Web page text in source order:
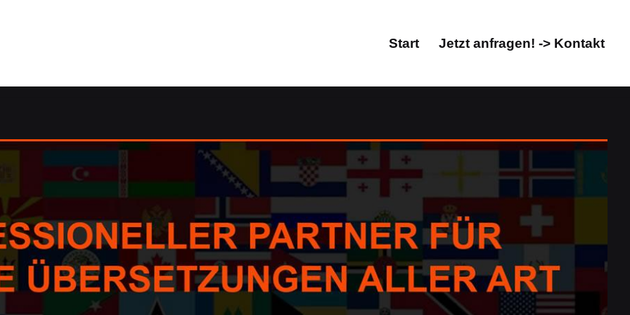
Start Jetzt anfragen! -> Kontakt
Korrektorat/Lektorat, dolmetschen, Übersetzungsbüro. Treffen Sie Ihre Wahl
Korrektorat/Lektorat, Übersetzungsagentur, Übersetzungsbüro. Guul Prime, Ihr Übersetzungsprofi
✓dolmetschen, ✓Übersetzungen, ✓Korrektorat/Lektorat als auch ✓Übersetzungsbüro. Wir